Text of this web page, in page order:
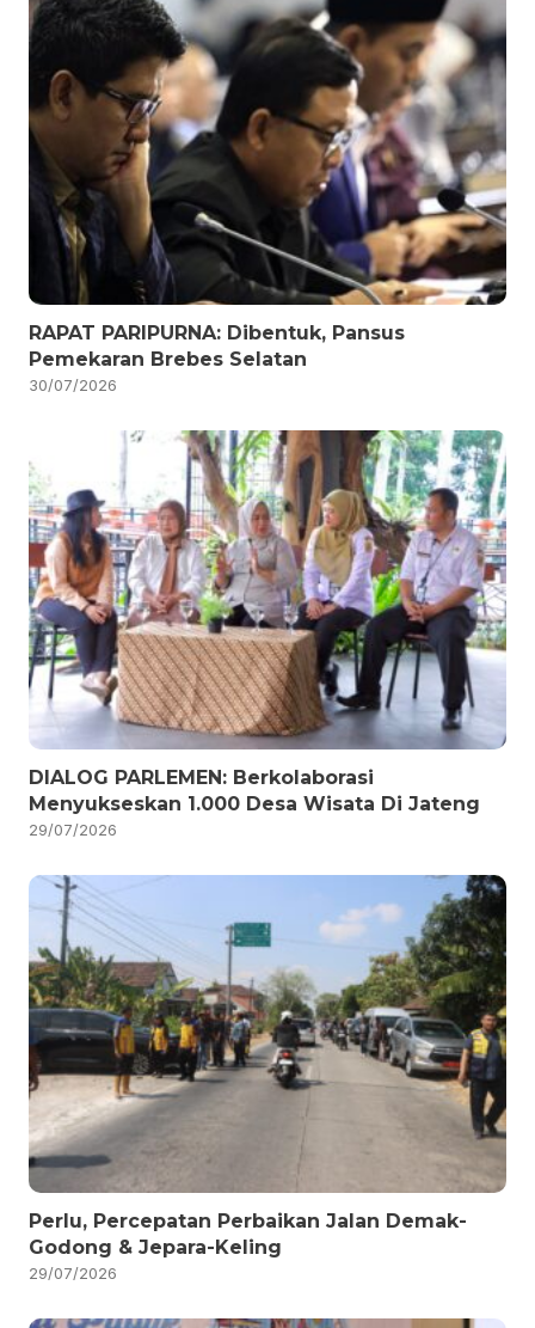
RAPAT PARIPURNA: Dibentuk, Pansus
Pemekaran Brebes Selatan
30/07/2026
DIALOG PARLEMEN: Berkolaborasi
Menyukseskan 1.000 Desa Wisata Di Jateng
29/07/2026
Perlu, Percepatan Perbaikan Jalan Demak-
Godong & Jepara-Keling
29/07/2026